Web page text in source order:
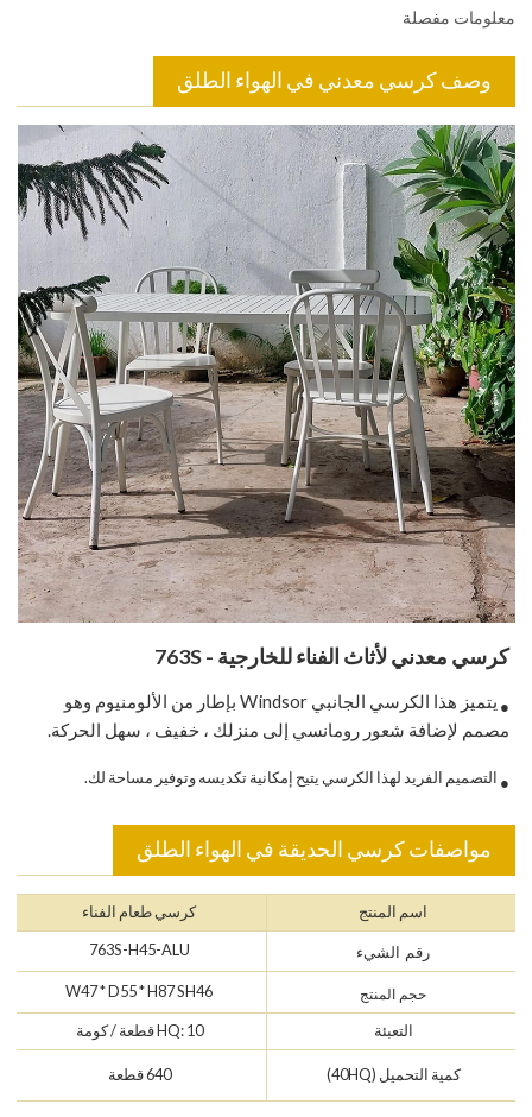
معلومات مفصلة
وصف كرسي معدني في الهواء الطلق
كرسي معدني لأثاث الفناء للخارجية - 763S
●
يتميز هذا الكرسي الجانبي Windsor بإطار من الألومنيوم وهو
مصمم لإضافة شعور رومانسي إلى منزلك ، خفيف ، سهل الحركة.
● التصميم الفريد لهذا الكرسي يتيح إمكانية تكديسه وتوفير مساحة لك.
مواصفات كرسي الحديقة في الهواء الطلق
اسم المنتج كرسي طعام الفناء
رقم الشيء 763S-H45-ALU
حجم المنتج W47 * D55 * H87 SH46
التعبئة HQ: 10 قطعة / كومة
كمية التحميل (40HQ) 640 قطعة